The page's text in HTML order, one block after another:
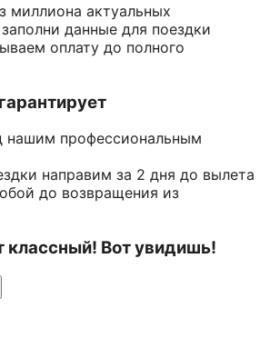
миллиона актуальных
данные для поездки
оплату до полного
нашим профессиональным
направим за 2 дня до вылета
до возвращения из
классный! Вот увидишь!